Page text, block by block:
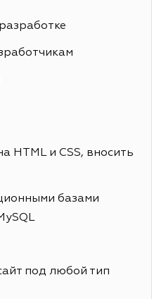
HTML и CSS, вносить
базами
под любой тип